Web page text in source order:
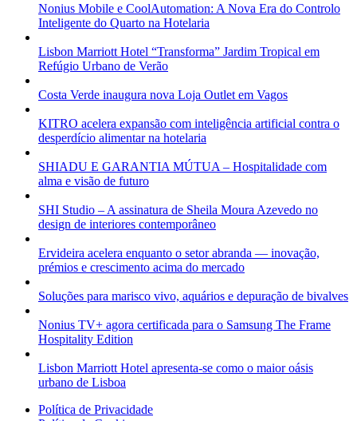
Nonius Mobile e CoolAutomation: A Nova Era do Controlo
Inteligente do Quarto na Hotelaria
Lisbon Marriott Hotel “Transforma” Jardim Tropical em
Refúgio Urbano de Verão
Costa Verde inaugura nova Loja Outlet em Vagos
KITRO acelera expansão com inteligência artificial contra o
desperdício alimentar na hotelaria
SHIADU E GARANTIA MÚTUA – Hospitalidade com
alma e visão de futuro
SHI Studio – A assinatura de Sheila Moura Azevedo no
design de interiores contemporâneo
Ervideira acelera enquanto o setor abranda — inovação,
prémios e crescimento acima do mercado
Soluções para marisco vivo, aquários e depuração de bivalves
Nonius TV+ agora certificada para o Samsung The Frame
Hospitality Edition
Lisbon Marriott Hotel apresenta-se como o maior oásis
urbano de Lisboa
Política de Privacidade